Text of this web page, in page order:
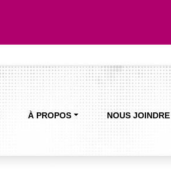
À PROPOS NOUS JOINDRE